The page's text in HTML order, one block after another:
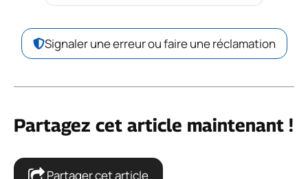
Signaler une erreur ou faire une réclamation
Partagez cet article maintenant !
Partager cet article